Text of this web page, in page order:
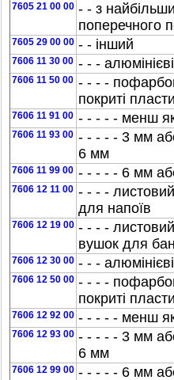
7605 21 00 00 - - з
поперечного
7605 29 00 00 - - iнший
7606 11 30 00 - - -
7606 11 50 00 - - - -
покритi
7606 11 91 00 - - - - - менш
7606 11 93 00 - - - - - 3 мм
6 мм
7606 11 99 00 - - - - - 6 мм
7606 12 11 00 - - - -
для напоїв
7606 12 19 00 - - - -
вушок для
7606 12 30 00 - - -
7606 12 50 00 - - - -
покритi
7606 12 92 00 - - - - - менш
7606 12 93 00 - - - - - 3 мм
6 мм
7606 12 99 00 - - - - - 6 мм